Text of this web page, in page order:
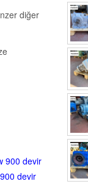
diğer
900 devir
devir